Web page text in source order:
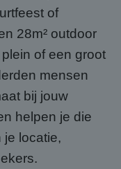
of
28m² outdoor
of een groot
mensen
bij jouw
helpen je die
je locatie,